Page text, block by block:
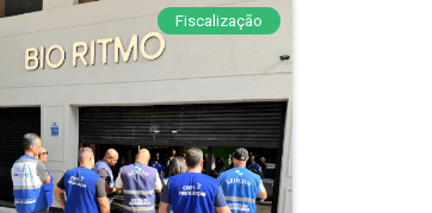
Fiscalização